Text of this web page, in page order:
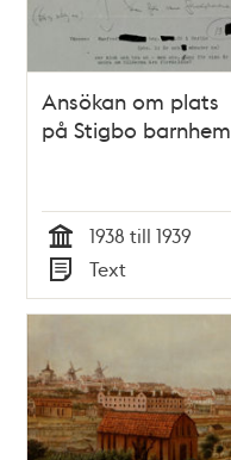
Ansökan om plats
på Stigbo barnhem
Tid
1938 till 1939
Typ
Text